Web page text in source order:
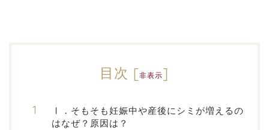
目次 [非表示]
Ⅰ．そもそも妊娠中や産後にシミが増えるの
はなぜ？原因は？